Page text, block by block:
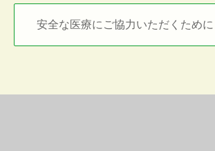
安全な医療にご協力いただくために